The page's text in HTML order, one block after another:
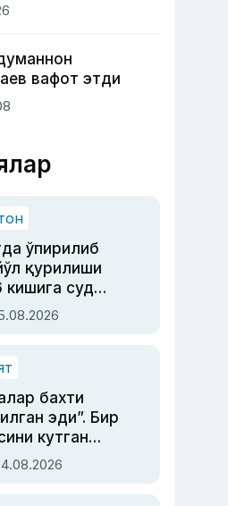
вафот этди
ўпирилиб
қурилиши
кишига суд
бахти
эди”. Бир
кутган
дубльяж